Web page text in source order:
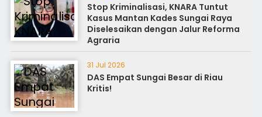
Stop Kriminalisasi, KNARA Tuntut
Kasus Mantan Kades Sungai Raya
Diselesaikan dengan Jalur Reforma
Agraria
31 Jul 2026
DAS Empat Sungai Besar di Riau
Kritis!